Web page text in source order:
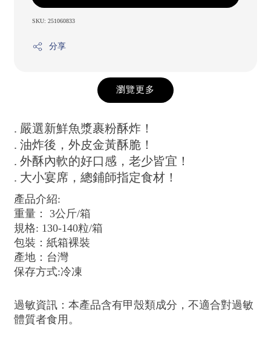
SKU: 251060833
分享
瀏覽更多
. 嚴選新鮮魚漿裹粉酥炸！
. 油炸後，外皮金黃酥脆！
. 外酥內軟的好口感，老少皆宜！
. 大小宴席，總鋪師指定食材！
產品介紹:
重量： 3公斤/箱
規格: 130-140粒/箱
包裝：紙箱裸裝
產地：台灣
保存方式:冷凍
過敏資訊：本產品含有甲殼類成分，不適合對過敏
體質者食用。